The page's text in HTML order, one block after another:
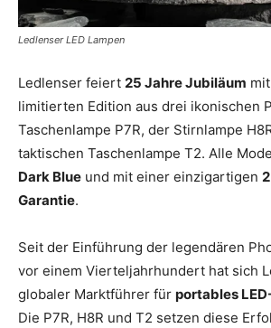
Ledlenser LED Lampen
Ledlenser feiert 25 Jahre Jubiläum
limitierten Edition aus drei ikonischen
Taschenlampe P7R, der Stirnlampe
taktischen Taschenlampe T2. Alle
Dark Blue und mit einer einzigartigen
Garantie.
Seit der Einführung der legendären
vor einem Vierteljahrhundert hat sich
globaler Marktführer für portables
Die P7R, H8R und T2 setzen diese